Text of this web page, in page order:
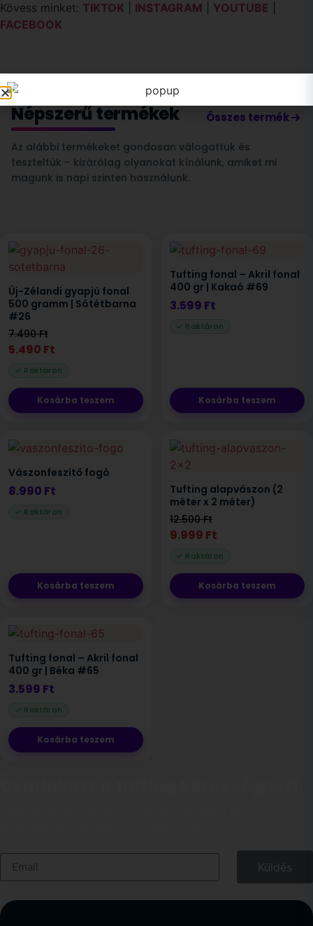
Kövess minket: TIKTOK INSTAGRAM YOUTUBE
FACEBOOK
Népszerű termékek Összes termék
Az alábbi termékeket gondosan válogattuk és
teszteltük – kizárólag olyanokat kínálunk, amiket mi
magunk is napi szinten használunk.
Új-Zélandi gyapjú fonal
500 gramm | Sötétbarna
#26
7.490Ft
5.490 Ft
Kosárba teszem
Tufting fonal – Akril fonal
400 gr | Kakaó #69
3.599 Ft
Kosárba teszem
Vászonfeszítő fogó
8.990 Ft
Kosárba teszem
Tufting alapvászon (2
méter x 2 méter)
12.500Ft
9.999 Ft
Kosárba teszem
Tufting fonal – Akril fonal
400 gr | Béka #65
3.599 Ft
Kosárba teszem
Küldés